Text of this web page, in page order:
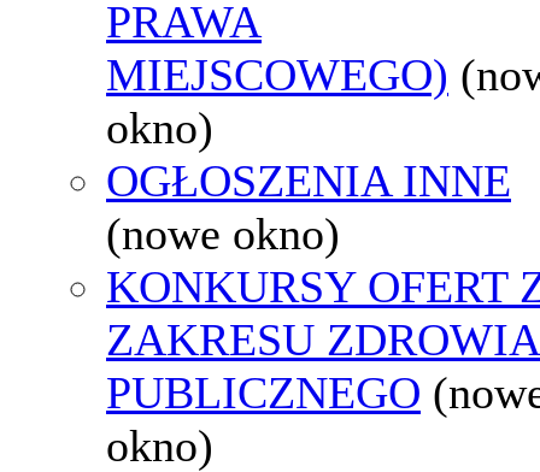
PRAWA
MIEJSCOWEGO)
okno)
OGŁOSZENIA INNE
(nowe okno)
KONKURSY OFERT
ZAKRESU ZDROWIA
PUBLICZNEGO
okno)